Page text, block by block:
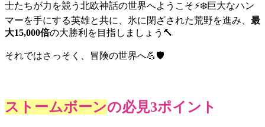
士たちが力を競う北欧神話の世界へようこそ⚡❄️巨大なハン
マーを手にする英雄と共に、氷に閉ざされた荒野を進み、 最
大15,000倍の大勝利を目指しましょう🔨
それではさっそく、冒険の世界へ💪🛡️
ストームボーンの必見3ポイント